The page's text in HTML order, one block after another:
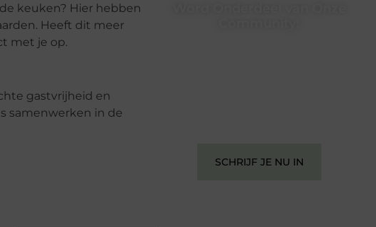
keuken? Hier hebben
Heeft dit meer
met je op.
gastvrijheid en
samenwerken in de
SCHRIJF JE NU IN